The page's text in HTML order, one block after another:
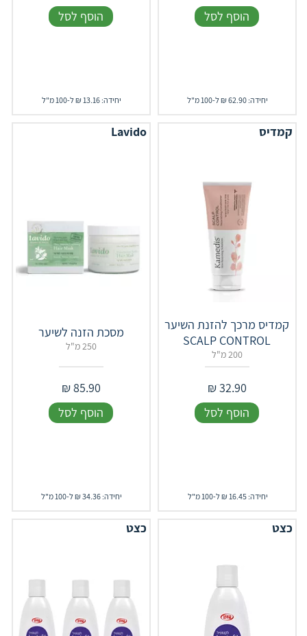
הוסף לסל
יחידה: 62.90 ₪ ל-100 מ"ל
הוסף לסל
יחידה: 13.16 ₪ ל-100 מ"ל
קמדיס
קמדיס מרכך להזנת השיער
SCALP CONTROL
200 מ"ל
32.90
₪
הוסף לסל
יחידה: 16.45 ₪ ל-100 מ"ל
Lavido
250 מ"ל
85.90
₪
הוסף לסל
יחידה: 34.36 ₪ ל-100 מ"ל
כצט כצט